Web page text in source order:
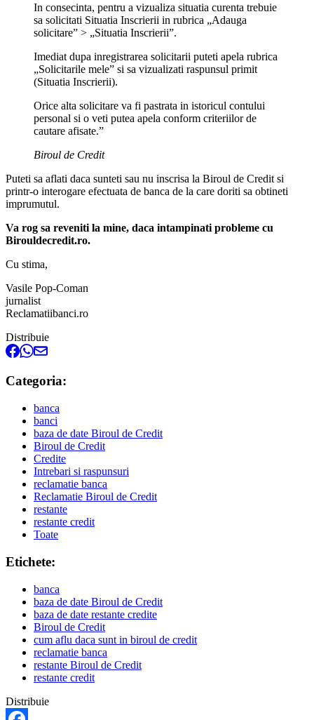
In consecinta, pentru a vizualiza situatia curenta trebuie
sa solicitati Situatia Inscrierii in rubrica „Adauga
solicitare” > „Situatia Inscrierii”.
Imediat dupa inregistrarea solicitarii puteti apela rubrica
„Solicitarile mele” si sa vizualizati raspunsul primit
(Situatia Inscrierii).
Orice alta solicitare va fi pastrata in istoricul contului
personal si o veti putea apela conform criteriilor de
cautare afisate.”
Biroul de Credit
Puteti sa aflati daca sunteti sau nu inscrisa la Biroul de Credit si
printr-o interogare efectuata de banca de la care doriti sa obtineti
imprumutul.
Va rog sa reveniti la mine, daca intampinati probleme cu
Birouldecredit.ro.
Cu stima,
Vasile Pop-Coman
jurnalist
Reclamatiibanci.ro
Distribuie
Categoria:
banca
banci
baza de date Biroul de Credit
Biroul de Credit
Credite
Intrebari si raspunsuri
reclamatie banca
Reclamatie Biroul de Credit
restante
restante credit
Toate
Etichete:
banca
baza de date Biroul de Credit
baza de date restante credite
Biroul de Credit
cum aflu daca sunt in biroul de credit
reclamatie banca
restante Biroul de Credit
restante credit
Distribuie